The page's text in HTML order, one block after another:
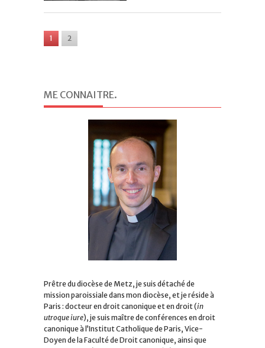
1 2
ME CONNAITRE.
Prêtre du diocèse de Metz, je suis détaché de
mission paroissiale dans mon diocèse, et je réside à
Paris : docteur en droit canonique et en droit (in
utroque iure), je suis maître de conférences en droit
canonique à l’Institut Catholique de Paris, Vice-
Doyen de la Faculté de Droit canonique, ainsi que